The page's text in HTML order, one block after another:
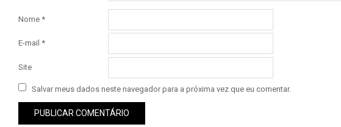
Nome *
E-mail *
Site
Salvar meus dados neste navegador para a próxima vez que eu comentar.